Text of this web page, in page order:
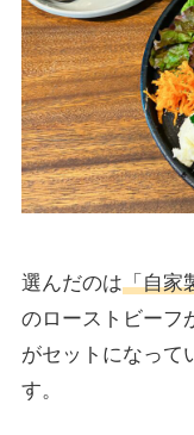
選んだのは「自家
のローストビーフ
がセットになって
す。